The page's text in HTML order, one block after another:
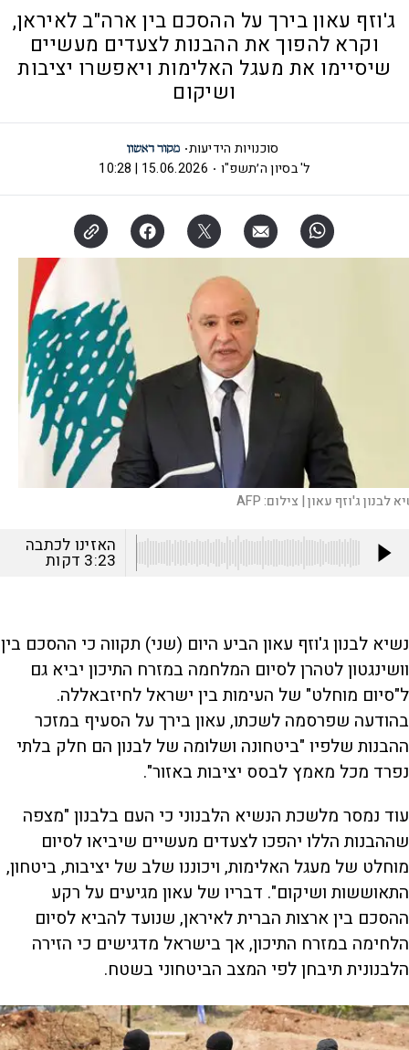
ג'וזף עאון בירך על ההסכם בין ארה"ב לאיראן,
וקרא להפוך את ההבנות לצעדים מעשיים
שיסיימו את מעגל האלימות ויאפשרו יציבות
ושיקום
סוכנויות הידיעות
ל' בסיון ה׳תשפ"ו
15.06.2026 | 10:28
לבנון ג'וזף עאון | צילום:AFP
האזינו לכתבה
3:23 דקות
נשיא לבנון ג'וזף עאון הביע היום (שני) תקווה כי ההסכם בין
וושינגטון לטהרן לסיום המלחמה במזרח התיכון יביא גם
ל"סיום מוחלט" של העימות בין ישראל לחיזבאללה.
בהודעה שפרסמה לשכתו, עאון בירך על הסעיף במזכר
ההבנות שלפיו "ביטחונה ושלומה של לבנון הם חלק בלתי
נפרד מכל מאמץ לבסס יציבות באזור".
עוד נמסר מלשכת הנשיא הלבנוני כי העם בלבנון "מצפה
שההבנות הללו יהפכו לצעדים מעשיים שיביאו לסיום
מוחלט של מעגל האלימות, ויכוננו שלב של יציבות, ביטחון,
התאוששות ושיקום". דבריו של עאון מגיעים על רקע
ההסכם בין ארצות הברית לאיראן, שנועד להביא לסיום
הלחימה במזרח התיכון, אך בישראל מדגישים כי הזירה
הלבנונית תיבחן לפי המצב הביטחוני בשטח.